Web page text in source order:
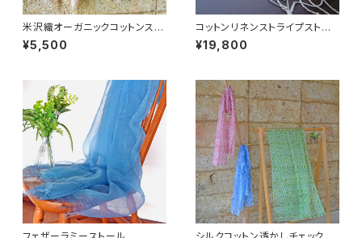
米沢織オーガニックコットンスト
ール
¥5,500
コットンリネンストライプストー
ル
¥19,800